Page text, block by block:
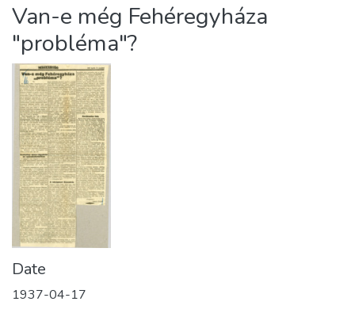
About us
Van-e még Fehéregyháza
"probléma"?
Date
1937-04-17